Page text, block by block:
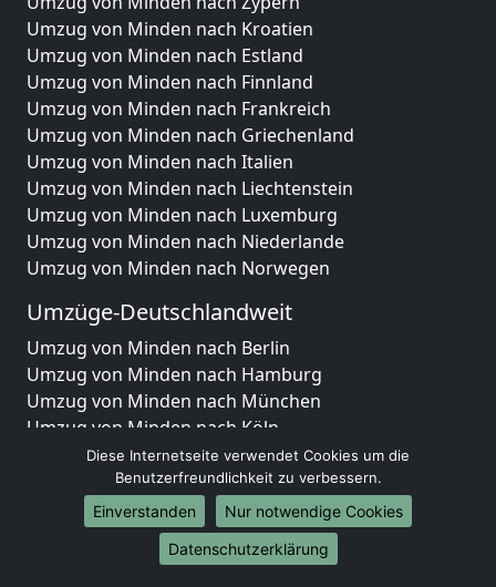
Umzug von Minden nach Kroatien
Umzug von Minden nach Estland
Umzug von Minden nach Finnland
Umzug von Minden nach Frankreich
Umzug von Minden nach Griechenland
Umzug von Minden nach Italien
Umzug von Minden nach Liechtenstein
Umzug von Minden nach Luxemburg
Umzug von Minden nach Niederlande
Umzug von Minden nach Norwegen
Umzüge-Deutschlandweit
Umzug von Minden nach Berlin
Umzug von Minden nach Hamburg
Umzug von Minden nach München
Umzug von Minden nach Köln
Umzug von Minden nach Frankfurt am Main
Umzug von Minden nach Stuttgart
Umzug von Minden nach Düsseldorf
Umzug von Minden nach Leipzig
Umzug von Minden nach Dortmund
Diese Internetseite verwendet Cookies um die
Benutzerfreundlichkeit zu verbessern.
Einverstanden
Nur notwendige Cookies
Datenschutzerklärung